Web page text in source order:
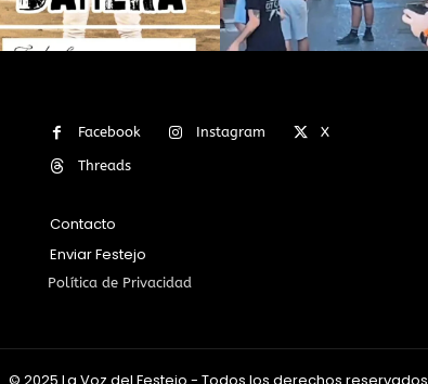
Facebook Instagram X
Threads
Contacto
Enviar Festejo
Política de Privacidad